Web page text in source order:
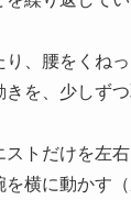
、腰をくね
を、少しずつ
トだけを左
横に動かす